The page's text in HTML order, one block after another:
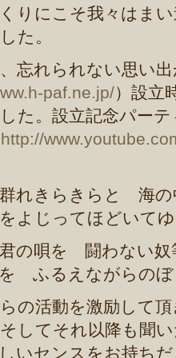
りにこそ我々はま
た。
忘れられない思い
paf.ne.jp/）設立
た。設立記念パー
http://
れきらきらと 海
よじってほどいて
唄を 闘わない奴
ふるえながらのぼ
の活動を激励して
してそれ以降も聞
いセンスをお持ち